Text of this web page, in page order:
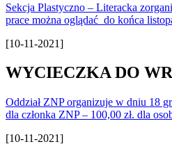
Sekcja Plastyczno – Literacka
prace można oglądać do końca
[10-11-2021]
WYCIECZKA DO
Oddział ZNP organizuje w dniu 18
dla członka ZNP – 100,00 zł. dla
[10-11-2021]